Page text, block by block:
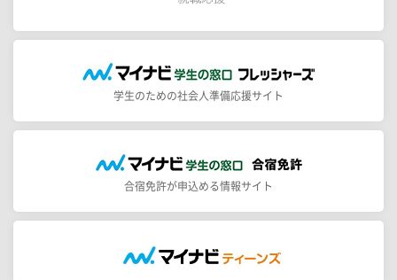
学生のための社会人準備応援サイト
合宿免許が申込める情報サイト